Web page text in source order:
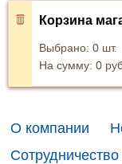
Корзина
Выбрано: 0 шт.
На сумму: 0
О компании
Сотрудничество